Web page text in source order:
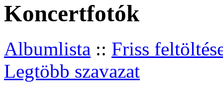
Koncertfotók
Albumlista :: Friss
Legtöbb szavazat